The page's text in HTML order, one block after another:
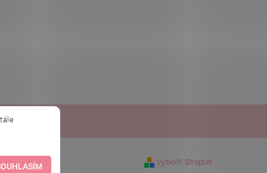
Vytvořil Shoptet